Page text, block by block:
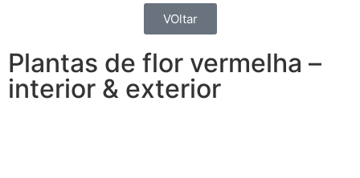
VOltar
Plantas de flor vermelha –
interior & exterior